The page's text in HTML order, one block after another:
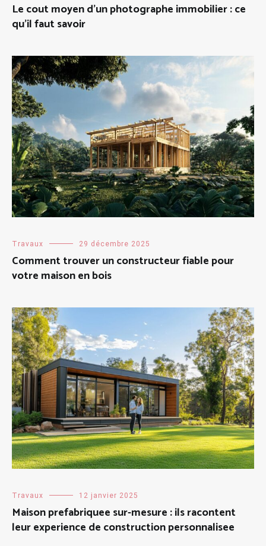
Le cout moyen d’un photographe immobilier : ce
qu’il faut savoir
Travaux 29 décembre 2025
Comment trouver un constructeur fiable pour
votre maison en bois
Travaux 12 janvier 2025
Maison prefabriquee sur-mesure : ils racontent
leur experience de construction personnalisee